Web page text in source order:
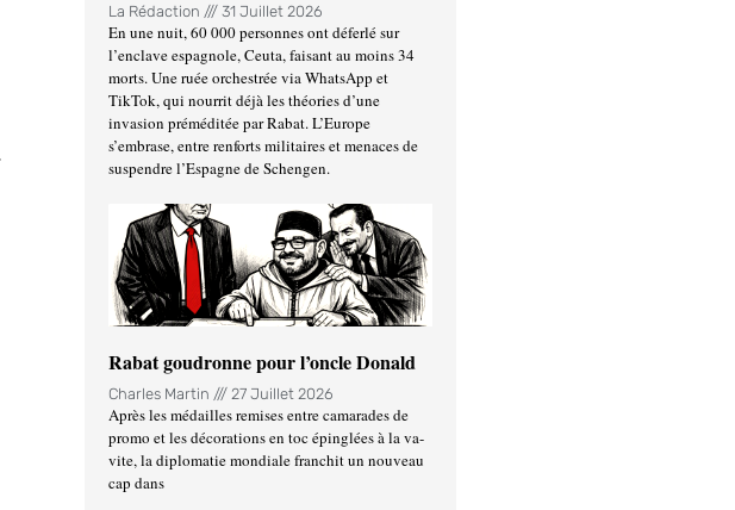
La Rédaction 31 Juillet 2026
En une nuit, 60 000 personnes ont déferlé sur
l’enclave espagnole, Ceuta, faisant au moins 34
morts. Une ruée orchestrée via WhatsApp et
TikTok, qui nourrit déjà les théories d’une
invasion préméditée par Rabat. L’Europe
s’embrase, entre renforts militaires et menaces de
suspendre l’Espagne de Schengen.
Rabat goudronne pour l’oncle Donald
Charles Martin 27 Juillet 2026
Après les médailles remises entre camarades de
promo et les décorations en toc épinglées à la va-
vite, la diplomatie mondiale franchit un nouveau
cap dans